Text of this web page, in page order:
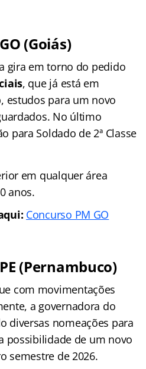
(Goiás)
gira em torno do pedido
, que já está em
estudos para um novo
No último
para Soldado de 2ª Classe
em qualquer área
anos.
Concurso PM GO
(Pernambuco)
com movimentações
a governadora do
diversas nomeações para
possibilidade de um novo
semestre de 2026.